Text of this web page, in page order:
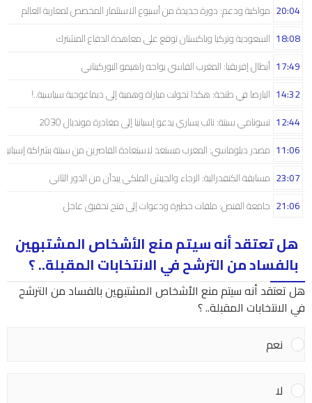
مواكبة ودعم: دورة جديدة من أسبوع الاستثمار المخصص لمغاربة العالم 20:04
السعودية وتركيا وباكستان توقع على معاهدة الدفاع المشترك 18:08
أبطال إفريقيا: المغرب الفاسي يواجه راهيمو البوركينابي 17:49
البارصا في طنجة: هكذا تحولت مباراة وهمية إلى ديماغوجية سياسية..! 14:32
تسونامي سبتة: نائب يساري يدعو إسبانيا إلى مغادرة مونديال 2030 12:44
مصدر دبلوماسي: المغرب مستعد لاستعادة القاصرين من سبتة بشراكة إسبانية 11:06
مسابقة الكنفدرالية: الرجاء والجيش الملكي يبدآن من الدور الثاني 23:07
جامعة القنص: ملفات خطيرة ودعوات إلى فتح تحقيق عاجل 21:06
هل تعتقد أنه سيتم منع الأشخاص المشتبهين
بالفساد من الترشح في الانتخابات المقبلة.. ؟
هل تعتقد أنه سيتم منع الأشخاص المشتبهين بالفساد من الترشح
في الانتخابات المقبلة.. ؟
نعم
لا